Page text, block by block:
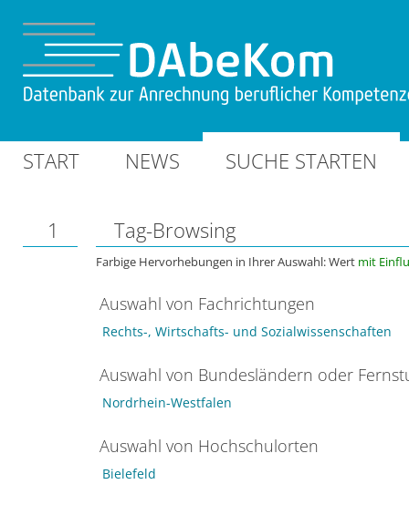
START NEWS SUCHE STARTEN
1 Tag-Browsing
Farbige Hervorhebungen in Ihrer Auswahl: Wert mit
Auswahl von Fachrichtungen
Rechts-, Wirtschafts- und Sozialwissenschaften
Auswahl von Bundesländern oder
Nordrhein-Westfalen
Auswahl von Hochschulorten
Bielefeld